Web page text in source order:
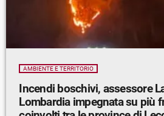
AMBIENTE E TERRITORIO
Incendi boschivi, assessore
Lombardia impegnata su più